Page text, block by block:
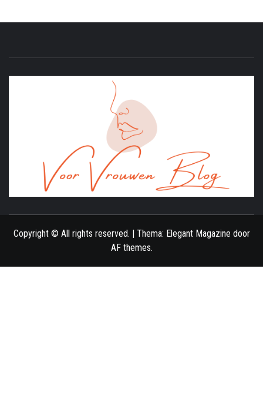
Copyright © All rights reserved. | Thema: Elegant Magazine door
AF themes.